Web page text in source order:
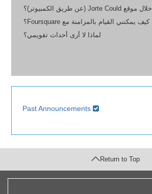
خلال موقع Jorte Could (عن طريق الكمبيوتر)؟
كيف يمكنني القيام بالمزامنة مع Foursquare؟
لماذا لا أرى أحداث تقويمي؟
Past Announcements
Return to Top